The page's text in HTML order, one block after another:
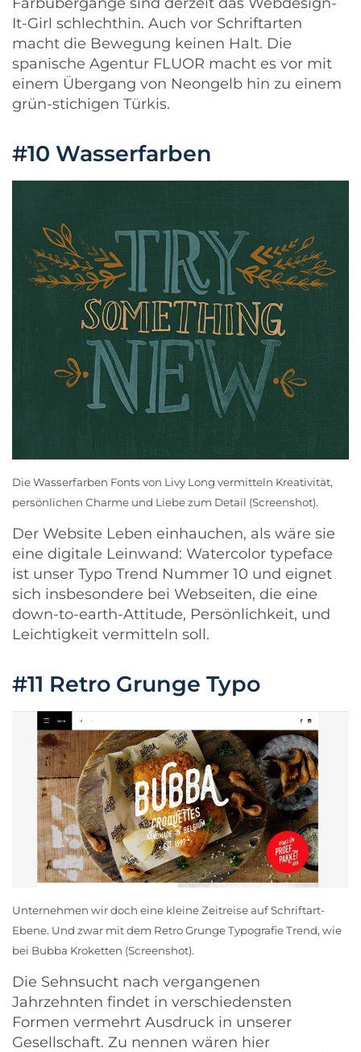
It-Girl schlechthin. Auch vor Schriftarten
macht die Bewegung keinen Halt. Die
spanische Agentur FLUOR macht es vor mit
einem Übergang von Neongelb hin zu einem
grün-stichigen Türkis.
#10 Wasserfarben
Die Wasserfarben Fonts von Livy Long vermitteln Kreativität,
persönlichen Charme und Liebe zum Detail (Screenshot).
Der Website Leben einhauchen, als wäre sie
eine digitale Leinwand: Watercolor typeface
ist unser Typo Trend Nummer 10 und eignet
sich insbesondere bei Webseiten, die eine
down-to-earth-Attitude, Persönlichkeit, und
Leichtigkeit vermitteln soll.
#11 Retro Grunge Typo
Unternehmen wir doch eine kleine Zeitreise auf Schriftart-
Ebene. Und zwar mit dem Retro Grunge Typografie Trend, wie
bei Bubba Kroketten (Screenshot).
Die Sehnsucht nach vergangenen
Jahrzehnten findet in verschiedensten
Formen vermehrt Ausdruck in unserer
Gesellschaft. Zu nennen wären hier